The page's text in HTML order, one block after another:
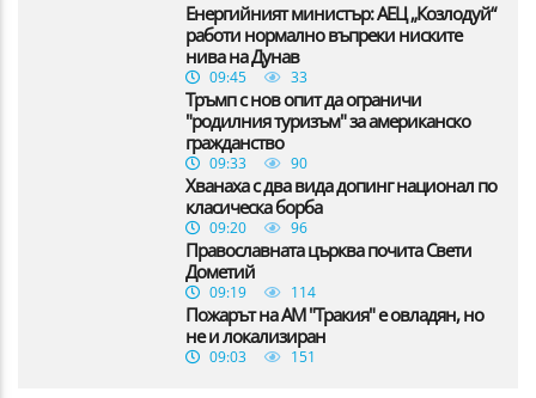
Енергийният министър: АЕЦ „Козлодуй“
работи нормално въпреки ниските
нива на Дунав
09:45 33
Тръмп с нов опит да ограничи
"родилния туризъм" за американско
гражданство
09:33 90
Хванаха с два вида допинг национал по
класическа борба
09:20 96
Православната църква почита Свети
Дометий
09:19 114
Пожарът на АМ "Тракия" е овладян, но
не и локализиран
09:03 151